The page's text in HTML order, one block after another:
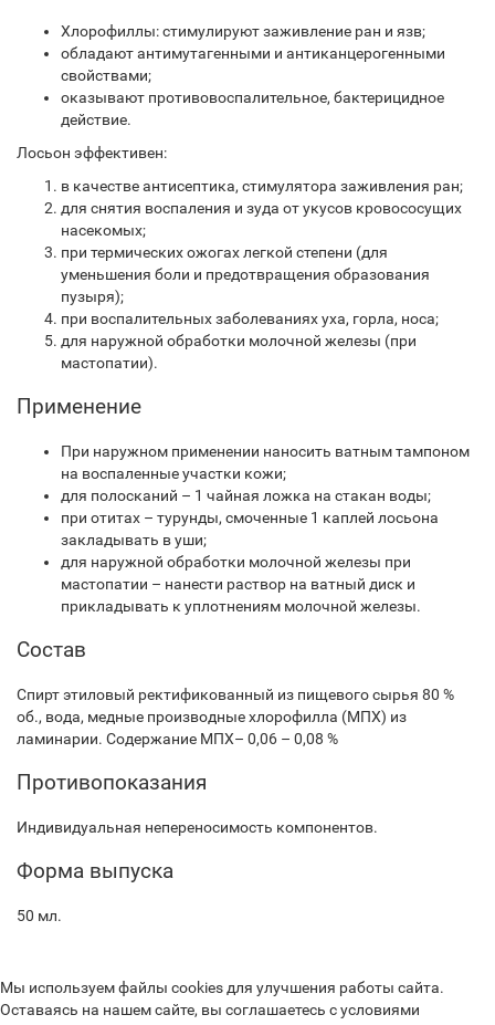
Хлорофиллы: стимулируют заживление ран и язв;
обладают антимутагенными и антиканцерогенными
свойствами;
оказывают противовоспалительное, бактерицидное
действие.
Лосьон эффективен:
в качестве антисептика, стимулятора заживления ран;
для снятия воспаления и зуда от укусов кровососущих
насекомых;
при термических ожогах легкой степени (для
уменьшения боли и предотвращения образования
пузыря);
при воспалительных заболеваниях уха, горла, носа;
для наружной обработки молочной железы (при
мастопатии).
Применение
При наружном применении наносить ватным тампоном
на воспаленные участки кожи;
для полосканий – 1 чайная ложка на стакан воды;
при отитах – турунды, смоченные 1 каплей лосьона
закладывать в уши;
для наружной обработки молочной железы при
мастопатии – нанести раствор на ватный диск и
прикладывать к уплотнениям молочной железы.
Состав
Спирт этиловый ректификованный из пищевого сырья 80 %
об., вода, медные производные хлорофилла (МПХ) из
ламинарии. Содержание МПХ– 0,06 – 0,08 %
Противопоказания
Индивидуальная непереносимость компонентов.
Форма выпуска
50 мл.
Мы используем файлы cookies для улучшения работы сайта.
Оставаясь на нашем сайте, вы соглашаетесь с условиями